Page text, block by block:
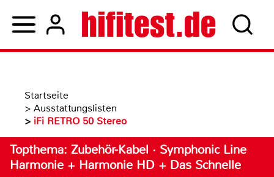
Startseite
> Ausstattungslisten
> iFi RETRO 50 Stereo
Topthema: Zubehör-Kabel · Symphonic Line
Harmonie + Harmonie HD + Das Schnelle